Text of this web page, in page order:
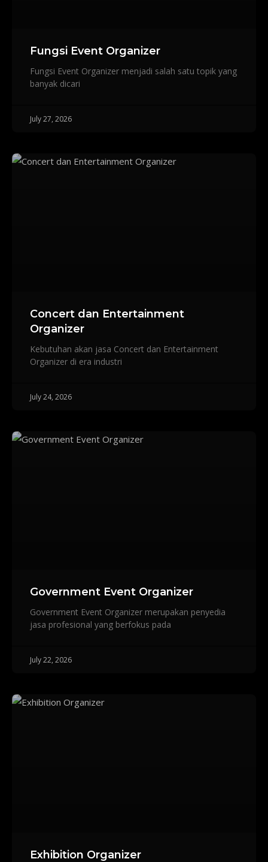
Fungsi Event Organizer
Fungsi Event Organizer menjadi salah satu topik yang
banyak dicari
July 27, 2026
Concert dan Entertainment
Organizer
Kebutuhan akan jasa Concert dan Entertainment
Organizer di era industri
July 24, 2026
Government Event Organizer
Government Event Organizer merupakan penyedia
jasa profesional yang berfokus pada
July 22, 2026
Exhibition Organizer